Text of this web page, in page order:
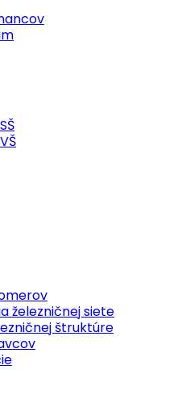
železničnej siete
štruktúre